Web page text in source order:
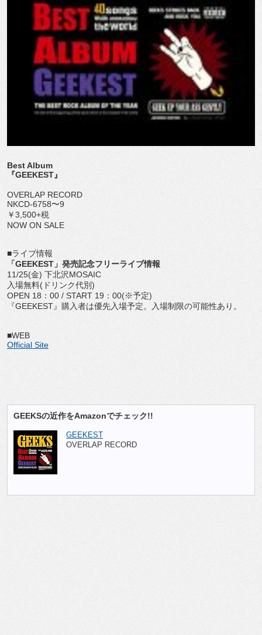
Best Album
『GEEKEST』
OVERLAP RECORD
NKCD-6758〜9
￥3,500+税
NOW ON SALE
■ライブ情報
「GEEKEST」発売記念フリーライブ情報
11/25(金) 下北沢MOSAIC
入場無料(ドリンク代別)
OPEN 18：00 / START 19：00(※予定)
『GEEKEST』購入者は優先入場予定。入場制限の可能性あり。
■WEB
Official Site
GEEKSの近作をAmazonでチェック!!
GEEKEST
OVERLAP RECORD